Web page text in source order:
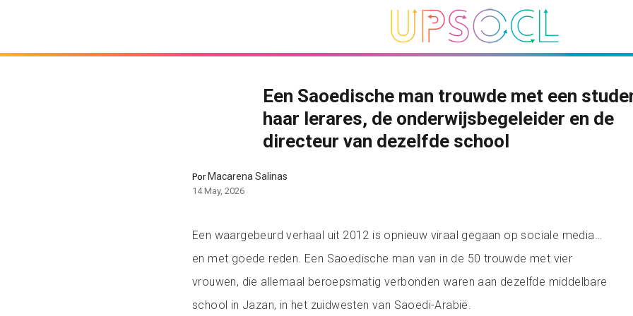
Een Saoedische man trouwde met een
haar lerares, de onderwijsbegeleider en de
directeur van dezelfde school
PorMacarena Salinas
14 May, 2026
Een waargebeurd verhaal uit 2012 is opnieuw viraal gegaan op sociale media…
en met goede reden. Een Saoedische man van in de 50 trouwde met vier
vrouwen, die allemaal beroepsmatig verbonden waren aan dezelfde middelbare
school in Jazan, in het zuidwesten van Saoedi-Arabië.